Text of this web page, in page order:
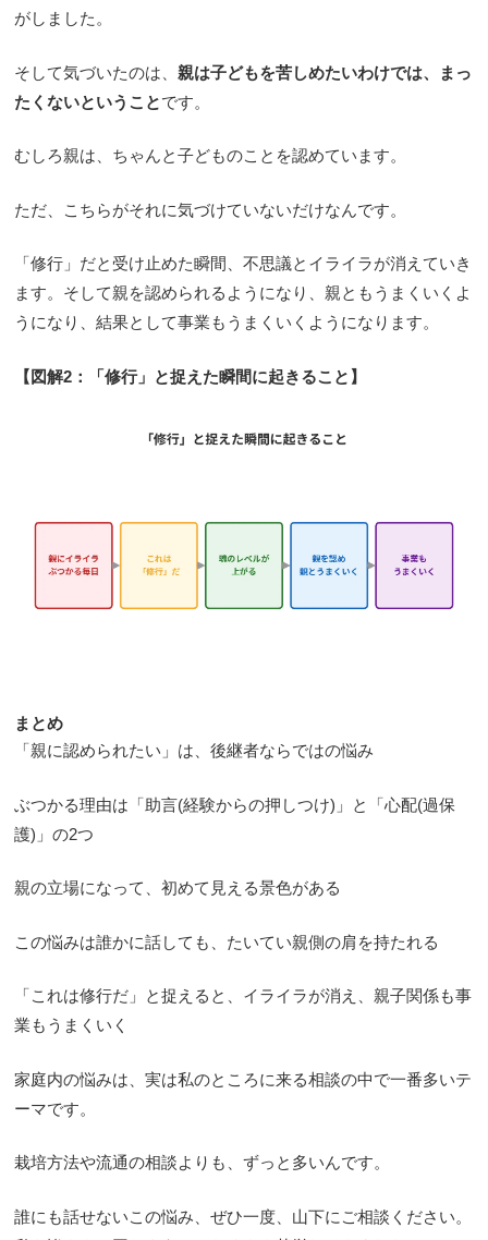
がしました。
そして気づいたのは、親は子どもを苦しめたいわけでは、まっ
たくないということです。
むしろ親は、ちゃんと子どものことを認めています。
ただ、こちらがそれに気づけていないだけなんです。
「修行」だと受け止めた瞬間、不思議とイライラが消えていき
ます。そして親を認められるようになり、親ともうまくいくよ
うになり、結果として事業もうまくいくようになります。
【図解2：「修行」と捉えた瞬間に起きること】
まとめ
「親に認められたい」は、後継者ならではの悩み
ぶつかる理由は「助言(経験からの押しつけ)」と「心配(過保
護)」の2つ
親の立場になって、初めて見える景色がある
この悩みは誰かに話しても、たいてい親側の肩を持たれる
「これは修行だ」と捉えると、イライラが消え、親子関係も事
業もうまくいく
家庭内の悩みは、実は私のところに来る相談の中で一番多いテ
ーマです。
栽培方法や流通の相談よりも、ずっと多いんです。
誰にも話せないこの悩み、ぜひ一度、山下にご相談ください。